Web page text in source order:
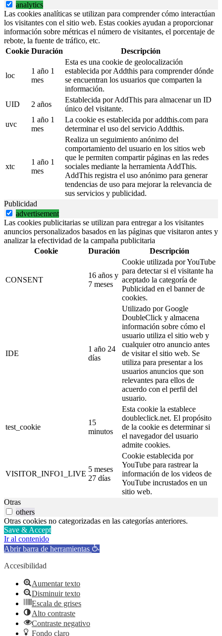
analytics
Las cookies analíticas se utilizan para comprender cómo interactúan
los visitantes con el sitio web. Estas cookies ayudan a proporcionar
información sobre métricas el número de visitantes, el porcentaje de
rebote, la fuente de tráfico, etc.
Cookie Duración Descripción
loc
1 año 1
mes
Esta es una cookie de geolocalización
establecida por Addthis para comprender dónde
se encuentran los usuarios que comparten la
información.
UID
2 años
Establecida por AddThis para almacenar un ID
único del visitante.
uvc
1 año 1
mes
La cookie es establecida por addthis.com para
determinar el uso del servicio Addthis.
xtc
1 año 1
mes
Realiza un seguimiento anónimo del
comportamiento del usuario en los sitios web
que le permiten compartir páginas en las redes
sociales mediante la herramienta AddThis.
AddThis registra el uso anónimo para generar
tendencias de uso para mejorar la relevancia de
sus servicios y publicidad.
Publicidad
advertisement
Las cookies publicitarias se utilizan para entregar a los visitantes
anuncios personalizados basados en las páginas que visitaron antes y
analizar la efectividad de la campaña publicitaria
Cookie
Duración Descripción
CONSENT
16 años y
7 meses
Cookie utilizada por YouTube
para detectar si el visitante ha
aceptado la categoría de
Publicidad en el banner de
cookies.
IDE
1 año 24
días
Utilizado por Google
DoubleClick y almacena
información sobre cómo el
usuario utiliza el sitio web y
cualquier otro anuncio antes
de visitar el sitio web. Se
utiliza para presentar a los
usuarios anuncios que son
relevantes para ellos de
acuerdo con el perfil del
usuario.
test_cookie
15
minutos
Esta cookie la establece
doubleclick.net. El propósito
de la cookie es determinar si
el navegador del usuario
admite cookies.
VISITOR_INFO1_LIVE
5 meses
27 días
Cookie establecida por
YouTube para rastrear la
información de los videos de
YouTube incrustados en un
sitio web.
Otras
others
Otras cookies no categorizadas en las categorías anteriores.
Save & Accept
Ir al contenido
Abrir barra de herramientas
Accesibilidad
Aumentar texto
Disminuir texto
Escala de grises
Alto contraste
Contraste negativo
Fondo claro